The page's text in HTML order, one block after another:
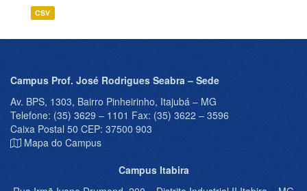
CSV
Campus Prof. José Rodrigues Seabra – Sede
Av. BPS, 1303, Bairro Pinheirinho, Itajubá – MG
Telefone: (35) 3629 – 1101 Fax: (35) 3622 – 3596
Caixa Postal 50 CEP: 37500 903
Mapa do Campus
Campus Itabira